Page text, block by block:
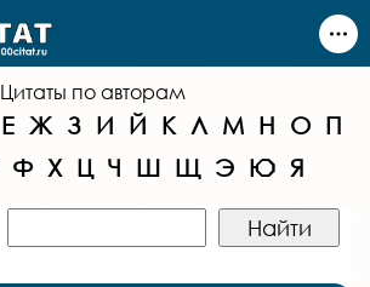
Цитаты по авторам
Е Ж З И Й К Л М Н О П
Ф Х Ц Ч Ш Щ Э Ю Я